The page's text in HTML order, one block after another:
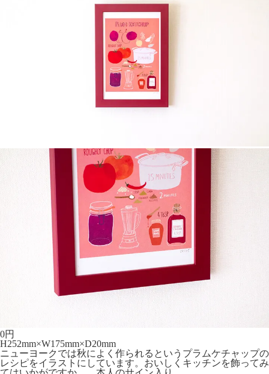
0円
H252mm×W175mm×D20mm
ニューヨークでは秋によく作られるというプラムケチャップの
レシピをイラストにしています。おいしくキッチンを飾ってみ